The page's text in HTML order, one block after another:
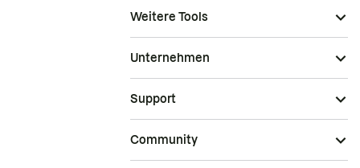
Weitere Tools
Unternehmen
Support
Community